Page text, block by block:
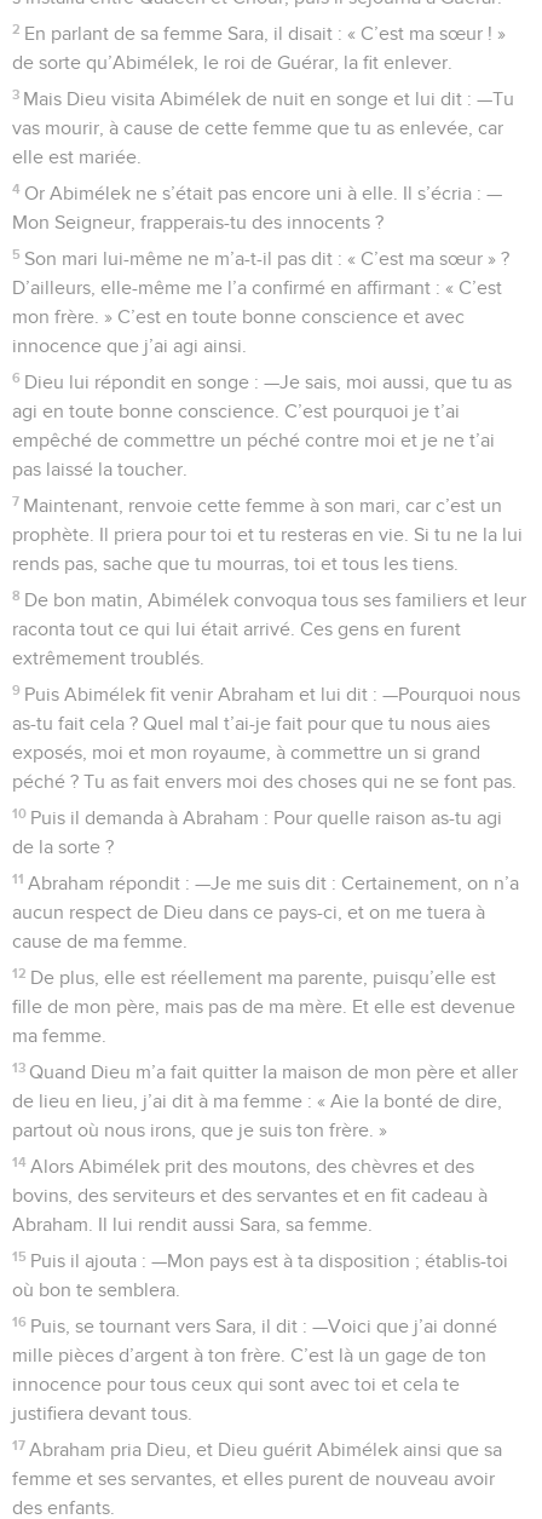
2 En parlant de sa femme Sara, il disait : « C’est ma sœur ! »
de sorte qu’Abimélek, le roi de Guérar, la fit enlever.
3 Mais Dieu visita Abimélek de nuit en songe et lui dit : —Tu
vas mourir, à cause de cette femme que tu as enlevée, car
elle est mariée.
4 Or Abimélek ne s’était pas encore uni à elle. Il s’écria : —
Mon Seigneur, frapperais-tu des innocents ?
5 Son mari lui-même ne m’a-t-il pas dit : « C’est ma sœur » ?
D’ailleurs, elle-même me l’a confirmé en affirmant : « C’est
mon frère. » C’est en toute bonne conscience et avec
innocence que j’ai agi ainsi.
6 Dieu lui répondit en songe : —Je sais, moi aussi, que tu as
agi en toute bonne conscience. C’est pourquoi je t’ai
empêché de commettre un péché contre moi et je ne t’ai
pas laissé la toucher.
7 Maintenant, renvoie cette femme à son mari, car c’est un
prophète. Il priera pour toi et tu resteras en vie. Si tu ne la lui
rends pas, sache que tu mourras, toi et tous les tiens.
8 De bon matin, Abimélek convoqua tous ses familiers et leur
raconta tout ce qui lui était arrivé. Ces gens en furent
extrêmement troublés.
9 Puis Abimélek fit venir Abraham et lui dit : —Pourquoi nous
as-tu fait cela ? Quel mal t’ai-je fait pour que tu nous aies
exposés, moi et mon royaume, à commettre un si grand
péché ? Tu as fait envers moi des choses qui ne se font pas.
10 Puis il demanda à Abraham : Pour quelle raison as-tu agi
de la sorte ?
11 Abraham répondit : —Je me suis dit : Certainement, on n’a
aucun respect de Dieu dans ce pays-ci, et on me tuera à
cause de ma femme.
12 De plus, elle est réellement ma parente, puisqu’elle est
fille de mon père, mais pas de ma mère. Et elle est devenue
ma femme.
13 Quand Dieu m’a fait quitter la maison de mon père et aller
de lieu en lieu, j’ai dit à ma femme : « Aie la bonté de dire,
partout où nous irons, que je suis ton frère. »
14 Alors Abimélek prit des moutons, des chèvres et des
bovins, des serviteurs et des servantes et en fit cadeau à
Abraham. Il lui rendit aussi Sara, sa femme.
15 Puis il ajouta : —Mon pays est à ta disposition ; établis-toi
où bon te semblera.
16 Puis, se tournant vers Sara, il dit : —Voici que j’ai donné
mille pièces d’argent à ton frère. C’est là un gage de ton
innocence pour tous ceux qui sont avec toi et cela te
justifiera devant tous.
17 Abraham pria Dieu, et Dieu guérit Abimélek ainsi que sa
femme et ses servantes, et elles purent de nouveau avoir
des enfants.